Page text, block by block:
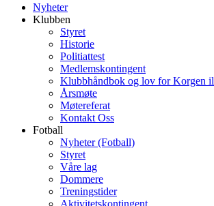
Nyheter
Klubben
Styret
Historie
Politiattest
Medlemskontingent
Klubbhåndbok og lov for Korgen il
Årsmøte
Møtereferat
Kontakt Oss
Fotball
Nyheter (Fotball)
Styret
Våre lag
Dommere
Treningstider
Aktivitetskontingent